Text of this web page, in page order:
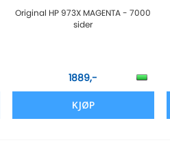
Original HP 973X MAGENTA - 7000
sider
1889,-
KJØP